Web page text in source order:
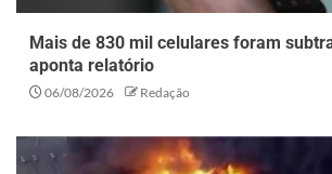
Mais de 830 mil celulares foram
aponta relatório
06/08/2026 Redação